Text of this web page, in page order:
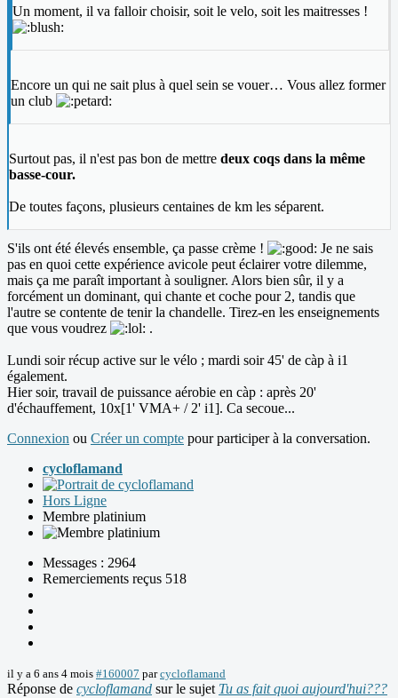
Un moment, il va falloir choisir, soit le velo, soit les maitresses !
Encore un qui ne sait plus à quel sein se vouer… Vous allez former
un club
Surtout pas, il n'est pas bon de mettre deux coqs dans la même
basse-cour.
De toutes façons, plusieurs centaines de km les séparent.
S'ils ont été élevés ensemble, ça passe crème !
Je ne sais
pas en quoi cette expérience avicole peut éclairer votre dilemme,
mais ça me paraît important à souligner. Alors bien sûr, il y a
forcément un dominant, qui chante et coche pour 2, tandis que
l'autre se contente de tenir la chandelle. Tirez-en les enseignements
que vous voudrez
.
Lundi soir récup active sur le vélo ; mardi soir 45' de càp à i1
également.
Hier soir, travail de puissance aérobie en càp : après 20'
d'échauffement, 10x[1' VMA+ / 2' i1]. Ca secoue...
Connexion ou Créer un compte pour participer à la conversation.
cycloflamand
Hors Ligne
Membre platinium
Messages : 2964
Remerciements reçus 518
il y a 6 ans 4 mois #160007 parcycloflamand
Réponse de cycloflamand sur le sujet Tu as fait quoi aujourd'hui???